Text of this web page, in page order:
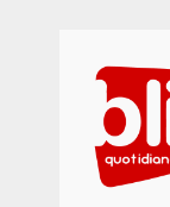
content